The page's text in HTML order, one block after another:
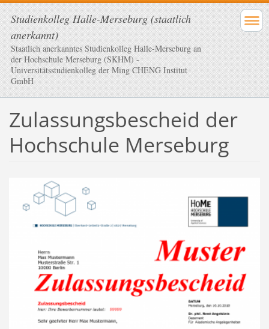
Studienkolleg Halle-Merseburg (staatlich
anerkannt)
Staatlich anerkanntes Studienkolleg Halle-Merseburg an
der Hochschule Merseburg (SKHM) -
Universitätsstudienkolleg der Ming CHENG Institut
GmbH
Zulassungsbescheid der
Hochschule Merseburg